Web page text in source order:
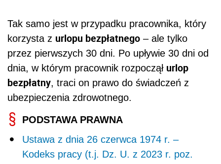
Tak samo jest w przypadku pracownika, który
korzysta z urlopu bezpłatnego – ale tylko
przez pierwszych 30 dni. Po upływie 30 dni od
dnia, w którym pracownik rozpoczął urlop
bezpłatny, traci on prawo do świadczeń z
ubezpieczenia zdrowotnego.
PODSTAWA PRAWNA
Ustawa z dnia 26 czerwca 1974 r. –
Kodeks pracy (t.j. Dz. U. z 2023 r. poz.